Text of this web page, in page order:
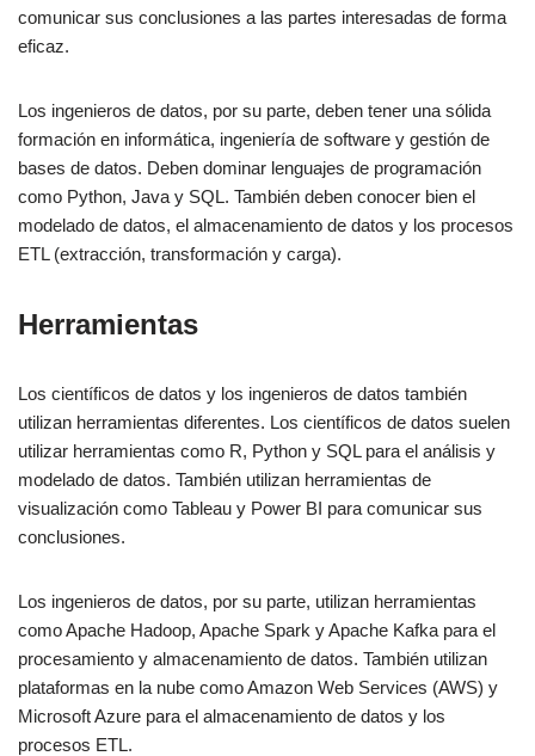
comunicar sus conclusiones a las partes interesadas de forma
eficaz.
Los ingenieros de datos, por su parte, deben tener una sólida
formación en informática, ingeniería de software y gestión de
bases de datos. Deben dominar lenguajes de programación
como Python, Java y SQL. También deben conocer bien el
modelado de datos, el almacenamiento de datos y los procesos
ETL (extracción, transformación y carga).
Herramientas
Los científicos de datos y los ingenieros de datos también
utilizan herramientas diferentes. Los científicos de datos suelen
utilizar herramientas como R, Python y SQL para el análisis y
modelado de datos. También utilizan herramientas de
visualización como Tableau y Power BI para comunicar sus
conclusiones.
Los ingenieros de datos, por su parte, utilizan herramientas
como Apache Hadoop, Apache Spark y Apache Kafka para el
procesamiento y almacenamiento de datos. También utilizan
plataformas en la nube como Amazon Web Services (AWS) y
Microsoft Azure para el almacenamiento de datos y los
procesos ETL.